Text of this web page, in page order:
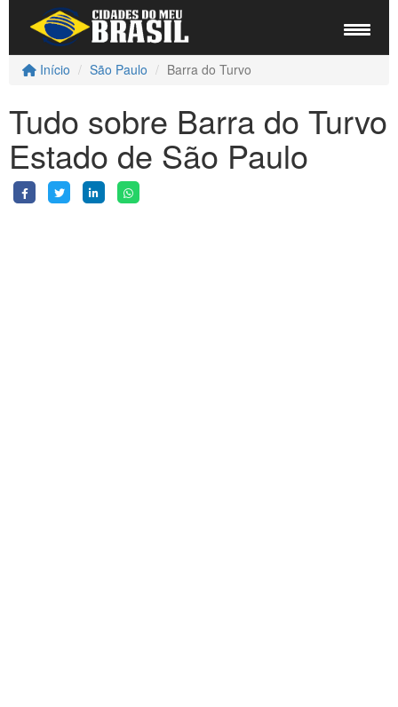
Início São Paulo Barra do Turvo
Tudo sobre Barra do Turvo
Estado de São Paulo